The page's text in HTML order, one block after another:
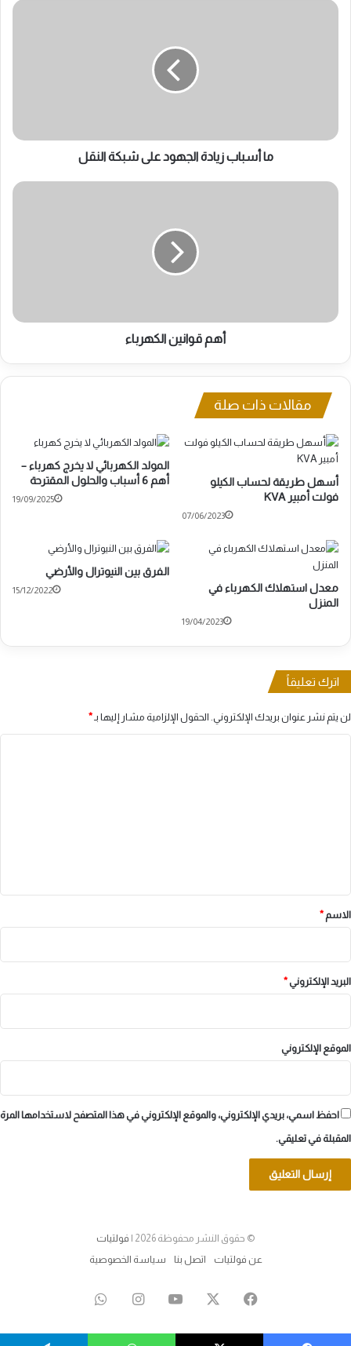
ما
ما أسباب زيادة الجهود على شبكة النقل
أهم
أهم قوانين الكهرباء
مقالات ذات صلة
المولد الكهربائي لا يخرج كهرباء –
أهم 6 أسباب والحلول المقترحة
19/09/2025
أسهل طريقة لحساب الكيلو
فولت أمبير KVA
07/06/2023
الفرق بين النيوترال والأرضي
15/12/2022
معدل استهلاك الكهرباء في
المنزل
19/04/2023
اترك تعليقاً
لن يتم نشر عنوان بريدك الإلكتروني. الحقول الإلزامية مشار إليها بـ*
*
الاسم *
البريد الإلكتروني*
الموقع الإلكتروني
احفظ اسمي، بريدي الإلكتروني، والموقع الإلكتروني في هذا المتصفح لاستخدامها المرة
المقبلة في تعليقي.
© حقوق النشر محفوظة 2026 |
فولتيات
عن فولتيات
اتصل بنا سياسة الخصوصية
فيسبوك ‫YouTubeانستقرامواتساب